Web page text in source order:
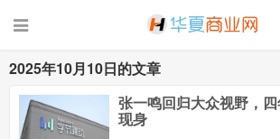
2025年10月10日的文章
张一鸣回归大众视野，
现身